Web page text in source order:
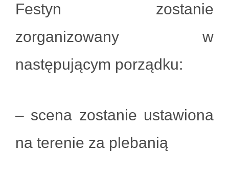
Festyn zostanie
zorganizowany w
następującym porządku:
– scena zostanie ustawiona
na terenie za plebanią